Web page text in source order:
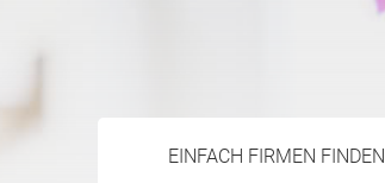
EINFACH FIRMEN FINDEN